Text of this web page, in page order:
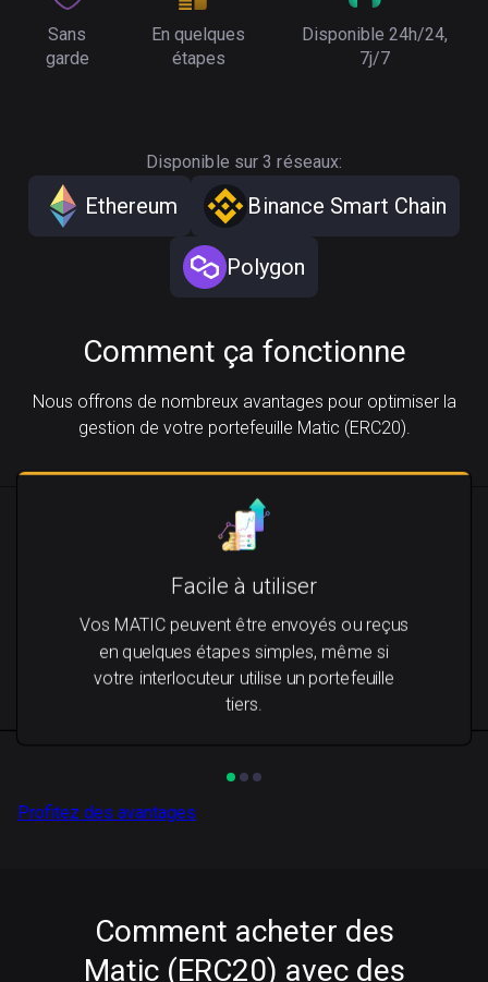
Sans
garde
En quelques
étapes
Disponible 24h/24,
7j/7
Disponible sur 3 réseaux:
Ethereum Binance Smart Chain
Polygon
Comment ça fonctionne
Nous offrons de nombreux avantages pour optimiser la
gestion de votre portefeuille Matic (ERC20).
Facile à utiliser
Vos MATIC peuvent être envoyés ou reçus
en quelques étapes simples, même si
votre interlocuteur utilise un portefeuille
tiers.
Profitez des avantages
Comment acheter des
Matic (ERC20) avec des